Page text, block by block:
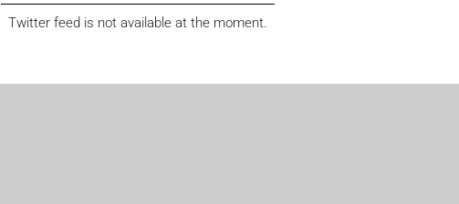
Twitter feed is not available at the moment.